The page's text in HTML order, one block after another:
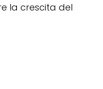
la crescita del